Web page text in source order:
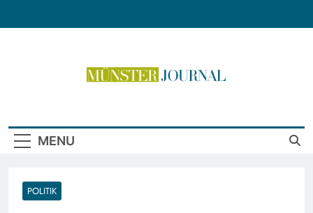
MENU
POLITIK